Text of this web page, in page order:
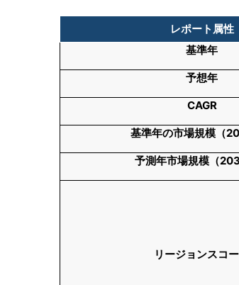
レポート属性
基準年
予想年
CAGR
基準年の市場規模（
予測年市場規模（
リージョンスコ